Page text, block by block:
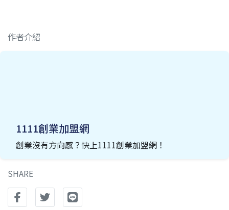
作者介紹
1111創業加盟網
創業沒有方向感？快上1111創業加盟網！
SHARE